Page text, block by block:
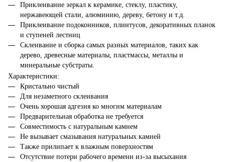
Приклеивание зеркал к керамике, стеклу, пластику,
нержавеющей стали, алюминию, дереву, бетону и т.д.
Приклеивание подоконников, плинтусов, декоративных планок
и ступеней лестниц
Склеивание и сборка самых разных материалов, таких как
дерево, древесные материалы, пластмассы, металлы и
минеральные субстраты.
Характеристики:
Кристально чистый
Для незаметного склеивания
Очень хорошая адгезия ко многим материалам
Предварительная обработка не требуется
Совместимость с натуральным камнем
Не вызывает смазывания натуральных камней
Также прилипает к влажным поверхностям
Отсутствие потери рабочего времени из-за высыхания